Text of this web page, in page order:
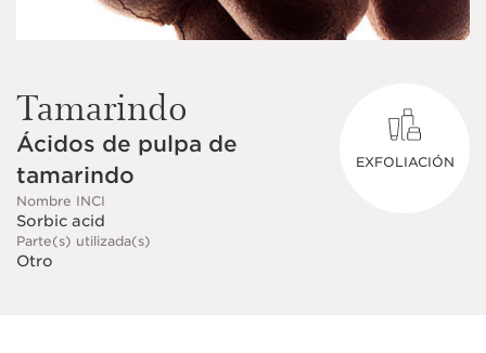
Tamarindo
Ácidos de pulpa de
tamarindo
Nombre INCI
Sorbic acid
Parte(s) utilizada(s)
Otro
EXFOLIACIÓN